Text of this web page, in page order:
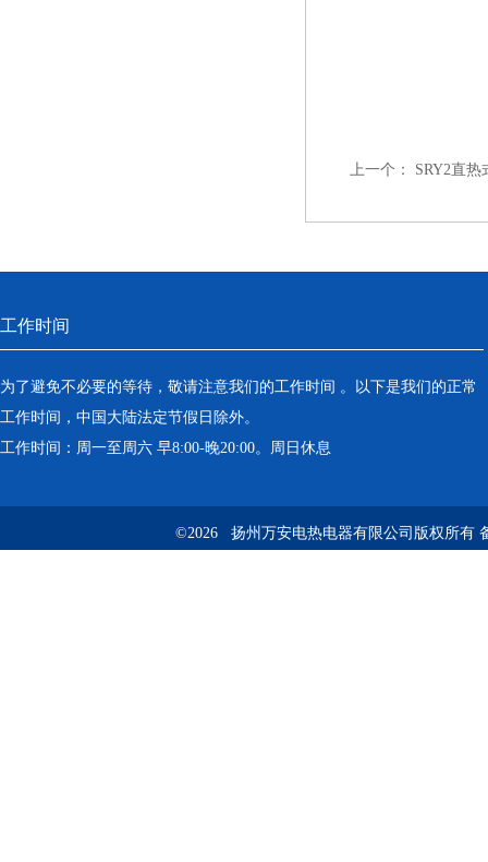
上一个： SRY2直热
工作时间
为了避免不必要的等待，敬请注意我们的工作时间 。以下是我们的正常
工作时间，中国大陆法定节假日除外。
工作时间：周一至周六 早8:00-晚20:00。周日休息
©2026 扬州万安电热电器有限公司版权所有